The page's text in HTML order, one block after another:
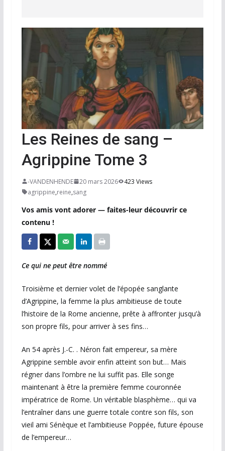
Les Reines de sang –
Agrippine Tome 3
-VANDENHENDE 20 mars 2026
423 Views
agrippine,reine,sang
Vos amis vont adorer — faites-leur découvrir ce
contenu !
Ce qui ne peut être nommé
Troisième et dernier volet de l’épopée sanglante
d’Agrippine, la femme la plus ambitieuse de toute
l’histoire de la Rome ancienne, prête à affronter jusqu’à
son propre fils, pour arriver à ses fins…
An 54 après J.-C. . Néron fait empereur, sa mère
Agrippine semble avoir enfin atteint son but… Mais
régner dans l’ombre ne lui suffit pas. Elle songe
maintenant à être la première femme couronnée
impératrice de Rome. Un véritable blasphème… qui va
l’entraîner dans une guerre totale contre son fils, son
vieil ami Sénèque et l’ambitieuse Poppée, future épouse
de l’empereur…